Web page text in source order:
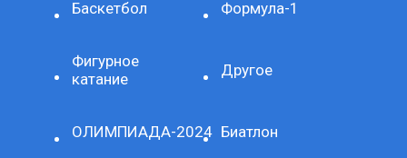
Баскетбол Формула-1
Фигурное
катание
Другое
ОЛИМПИАДА-2024 Биатлон